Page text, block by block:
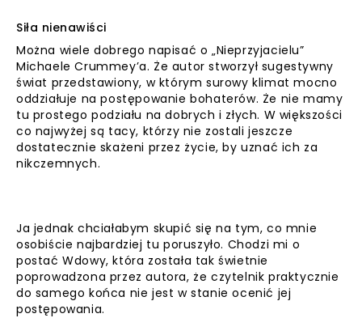
Siła nienawiści
Można wiele dobrego napisać o „Nieprzyjacielu”
Michaele Crummey’a. Że autor stworzył sugestywny
świat przedstawiony, w którym surowy klimat mocno
oddziałuje na postępowanie bohaterów. Że nie mamy
tu prostego podziału na dobrych i złych. W większości
co najwyżej są tacy, którzy nie zostali jeszcze
dostatecznie skażeni przez życie, by uznać ich za
nikczemnych.
Ja jednak chciałabym skupić się na tym, co mnie
osobiście najbardziej tu poruszyło. Chodzi mi o
postać Wdowy, która została tak świetnie
poprowadzona przez autora, że czytelnik praktycznie
do samego końca nie jest w stanie ocenić jej
postępowania.